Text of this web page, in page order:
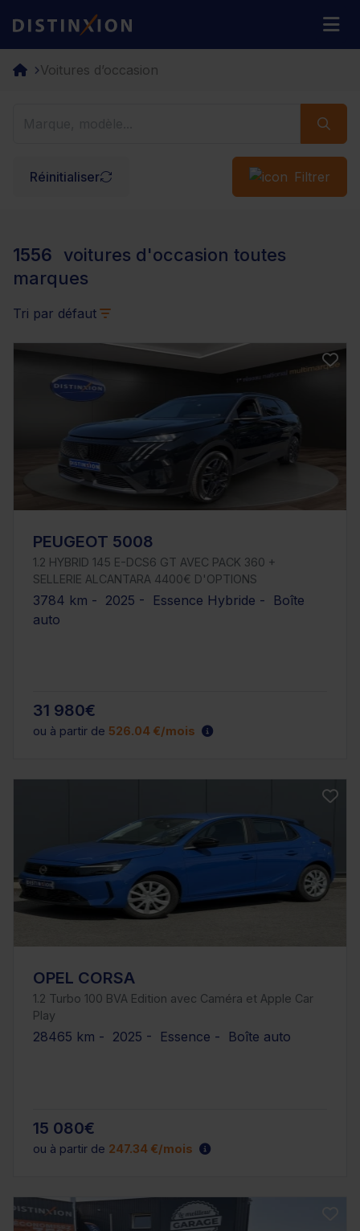
Distinxion
Voitures d’occasion
Réinitialiser Filtrer
1556
voitures d'occasion toutes
marques
Tri par défaut
PEUGEOT 5008
1.2 HYBRID 145 E-DCS6 GT AVEC PACK 360 +
SELLERIE ALCANTARA 4400€ D'OPTIONS
3784 km - 2025 - Essence Hybride - Boîte
auto
31 980€
ou à partir de 526.04 €/mois
OPEL CORSA
1.2 Turbo 100 BVA Edition avec Caméra et Apple Car
Play
28465 km - 2025 - Essence - Boîte auto
15 080€
ou à partir de 247.34 €/mois